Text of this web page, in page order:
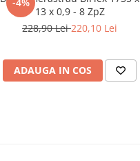
13 x 0,9 - 8 ZpZ
228,90 Lei220,10 Lei
ADAUGA IN COS